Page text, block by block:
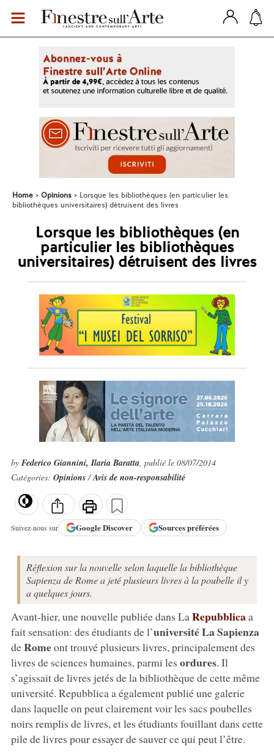
Home Opinions
Lorsque les bibliothèques (en particulier les
bibliothèques universitaires) détruisent des livres
Lorsque les bibliothèques (en
particulier les bibliothèques
universitaires) détruisent des livres
by Federico Giannini, Ilaria Baratta, publié le 08/07/2014
Catégories: Opinions/Avis de non-responsabilité
Suivez-nous sur GoogleDiscover Sources préférées
Réflexion sur la nouvelle selon laquelle la bibliothèque
Sapienza de Rome a jeté plusieurs livres à la poubelle il y
a quelques jours.
Avant-hier, une nouvelle publiée dans La Repubblicaa
fait sensation: des étudiants de l’université La Sapienza
deRomeont trouvé plusieurs livres, principalement des
livres de sciences humaines, parmi les ordures. Il
s’agissait de livres jetés de la bibliothèque de cette même
université. Repubblica a également publié une galerie
dans laquelle on peut clairement voir les sacs poubelles
noirs remplis de livres, et les étudiants fouillant dans cette
pile de livres pour essayer de sauver ce qui peut l’être.